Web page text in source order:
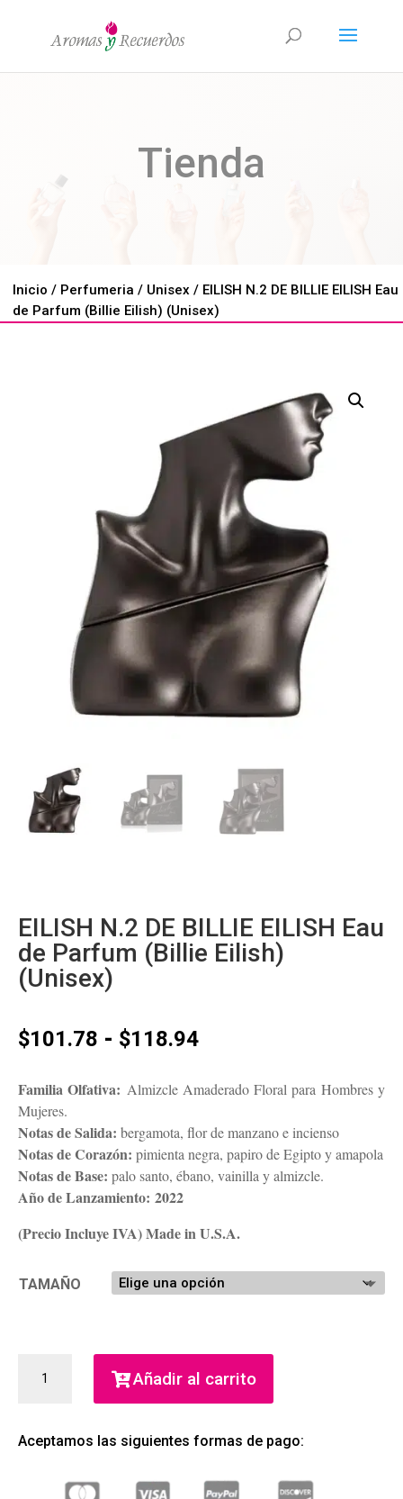
Tienda
Inicio / Perfumeria / Unisex / EILISH N.2 DE BILLIE EILISH Eau
de Parfum (Billie Eilish) (Unisex)
EILISH N.2 DE BILLIE EILISH Eau
de Parfum (Billie Eilish)
(Unisex)
$101.78 - $118.94Rango
precios:
desde
$101.78
hasta
$118.94
Familia Olfativa: Almizcle Amaderado Floral para Hombres y
Mujeres.
Notas de Salida: bergamota, flor de manzano e incienso
Notas de Corazón: pimienta negra, papiro de Egipto y amapola
Notas de Base: palo santo, ébano, vainilla y almizcle.
Año de Lanzamiento: 2022
(Precio Incluye IVA) Made in U.S.A.
TAMAÑO
EILISH
Añadir al carrito
Aceptamos las siguientes formas de pago: